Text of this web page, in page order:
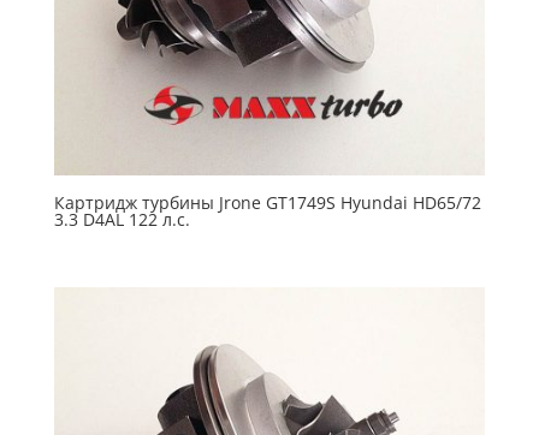
Картридж турбины Jrone GT1749S Hyundai HD65/72
3.3 D4AL 122 л.с.